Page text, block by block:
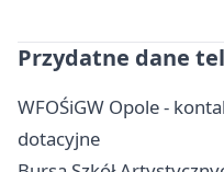
Przydatne dane
WFOŚiGW Opole -
dotacyjne